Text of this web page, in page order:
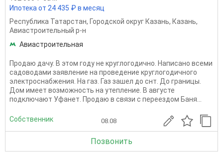
Ипотека от 24 435 ₽ в месяц
Республика Татарстан, Городской округ Казань, Казань,
Авиастроительный р-н
Авиастроительная
Продаю дачу. В этом году не круглогодично. Написано всеми
садоводами заявление на проведение круглогодичного
электроснабжения. На газ. Газ зашел до снт. До границы.
Дом имеет возможность на утепление. В августе
подключают Уфанет. Продаю в связи с переездом Баня...
Собственник 08.08
Позвонить